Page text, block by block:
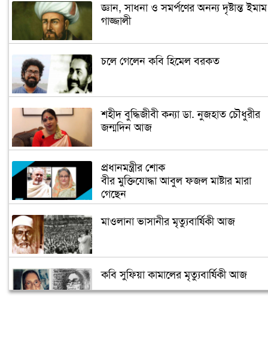
জ্ঞান, সাধনা ও সমর্পণের অনন্য দৃষ্টান্ত ইমাম
গাজ্জালী
চলে গেলেন কবি হিমেল বরকত
শহীদ বুদ্ধিজীবী কন্যা ডা. নুজহাত চৌধুরীর
জন্মদিন আজ
প্রধানমন্ত্রীর শোক
বীর মুক্তিযোদ্ধা আবুল ফজল মাষ্টার মারা
গেছেন
মাওলানা ভাসানীর মৃত্যুবার্ষিকী আজ
কবি সুফিয়া কামালের মৃত্যুবার্ষিকী আজ